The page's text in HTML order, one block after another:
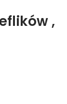
,